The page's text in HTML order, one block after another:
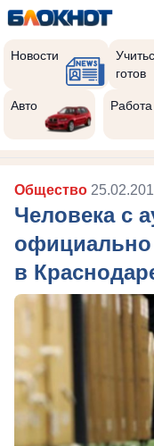
Новости
готов
Авто Работа
Общество
Человека с
официально
в